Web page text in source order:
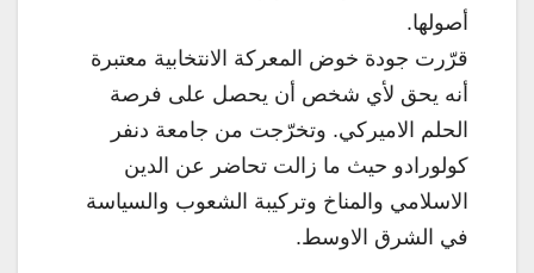
أصولها.
قرّرت جودة خوض المعركة الانتخابية معتبرة
أنه يحق لأي شخص أن يحصل على فرصة
الحلم الاميركي. وتخرّجت من جامعة دنفر
كولورادو حيث ما زالت تحاضر عن الدين
الاسلامي والمناخ وتركيبة الشعوب والسياسة
في الشرق الاوسط.